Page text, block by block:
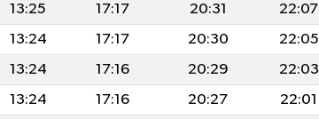
13:25 17:17 20:31
22:07
13:24 17:17 20:30
22:05
13:24 17:16 20:29
22:03
13:24 17:16 20:27
22:01